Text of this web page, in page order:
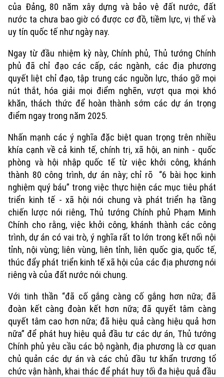
của Đảng, 80 năm xây dựng và bảo vệ đất nước, đất
nước ta chưa bao giờ có được cơ đồ, tiềm lực, vị thế và
uy tín quốc tế như ngày nay.
Ngay từ đầu nhiệm kỳ này, Chính phủ, Thủ tướng Chính
phủ đã chỉ đạo các cấp, các ngành, các địa phương
quyết liệt chỉ đạo, tập trung các nguồn lực, tháo gỡ mọi
nút thắt, hóa giải mọi điểm nghẽn, vượt qua mọi khó
khăn, thách thức để hoàn thành sớm các dự án trọng
điểm ngay trong năm 2025.
Nhấn mạnh các ý nghĩa đặc biệt quan trọng trên nhiều
khía cạnh về cả kinh tế, chính trị, xã hội, an ninh - quốc
phòng và hội nhập quốc tế từ việc khởi công, khánh
thành 80 công trình, dự án này; chỉ rõ “6 bài học kinh
nghiệm quý báu” trong việc thực hiện các mục tiêu phát
triển kinh tế - xã hội nói chung và phát triển hạ tầng
chiến lược nói riêng, Thủ tướng Chính phủ Phạm Minh
Chính cho rằng, việc khởi công, khánh thành các công
trình, dự án có vai trò, ý nghĩa rất to lớn trong kết nối nội
tỉnh, nội vùng; liên vùng, liên tỉnh, liên quốc gia, quốc tế,
thúc đẩy phát triển kinh tế xã hội của các địa phương nói
riêng và của đất nước nói chung.
Với tinh thần “đã cố gắng càng cố gắng hơn nữa; đã
đoàn kết càng đoàn kết hơn nữa; đã quyết tâm càng
quyết tâm cao hơn nữa; đã hiệu quả càng hiệu quả hơn
nữa” để phát huy hiệu quả đầu tư các dự án, Thủ tướng
Chính phủ yêu cầu các bộ ngành, địa phương là cơ quan
chủ quản các dự án và các chủ đầu tư khẩn trương tổ
chức vận hành, khai thác để phát huy tối đa hiệu quả đầu